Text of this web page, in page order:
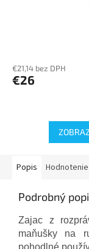
€21,14 bez DPH
€26
Popis Hodnotenie
Podrobný
Zajac z
maňušky na
pohodlné